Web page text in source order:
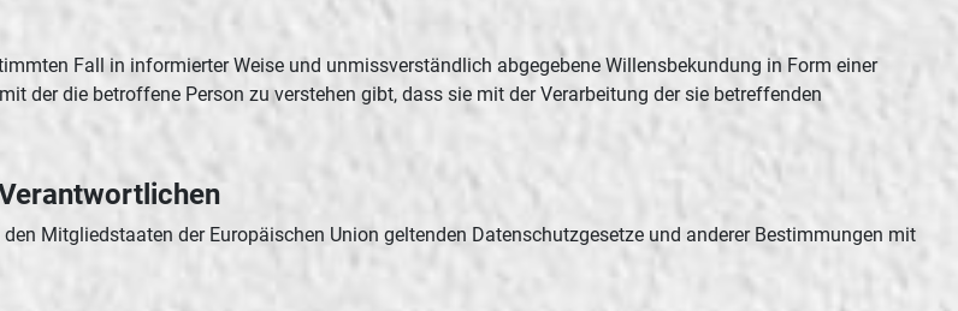
Fall in informierter Weise und unmissverständlich abgegebene Willensbekundung in Form einer
der die betroffene Person zu verstehen gibt, dass sie mit der Verarbeitung der sie betreffenden
Mitgliedstaaten der Europäischen Union geltenden Datenschutzgesetze und anderer Bestimmungen mit